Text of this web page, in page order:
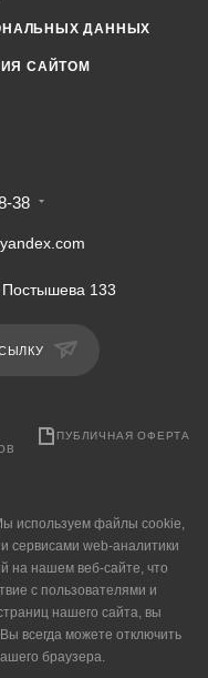
ДАННЫХ
САЙТОМ
38
133
ПУБЛИЧНАЯ ОФЕРТА
используем файлы cookie,
сервисами web-аналитики
на нашем веб-сайте, что
с пользователями и
нашего сайта, вы
всегда можете отключить
браузера.